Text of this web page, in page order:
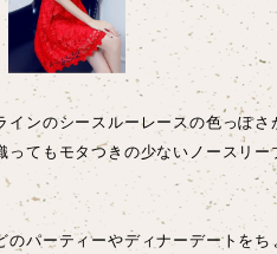
インのシースルーレースの色っぽ
ってもモタつきの少ないノースリー
のパーティーやディナーデートを